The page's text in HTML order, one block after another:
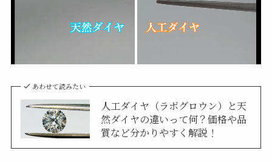
あわせて読みたい
人工ダイヤ（ラボグロウン）と天
然ダイヤの違いって何？価格や品
質など分かりやすく解説！